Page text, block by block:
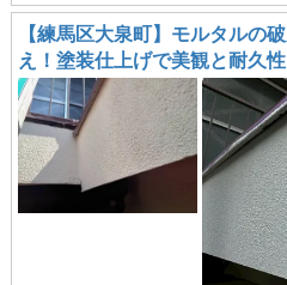
【練馬区大泉町】モルタルの
え！塗装仕上げで美観と耐久